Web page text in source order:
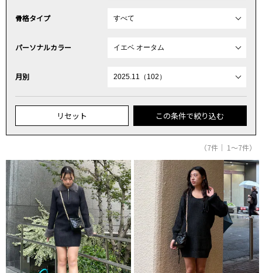
骨格タイプ
パーソナルカラー
月別
リセット この条件で絞り込む
（7件｜ 1～7件）